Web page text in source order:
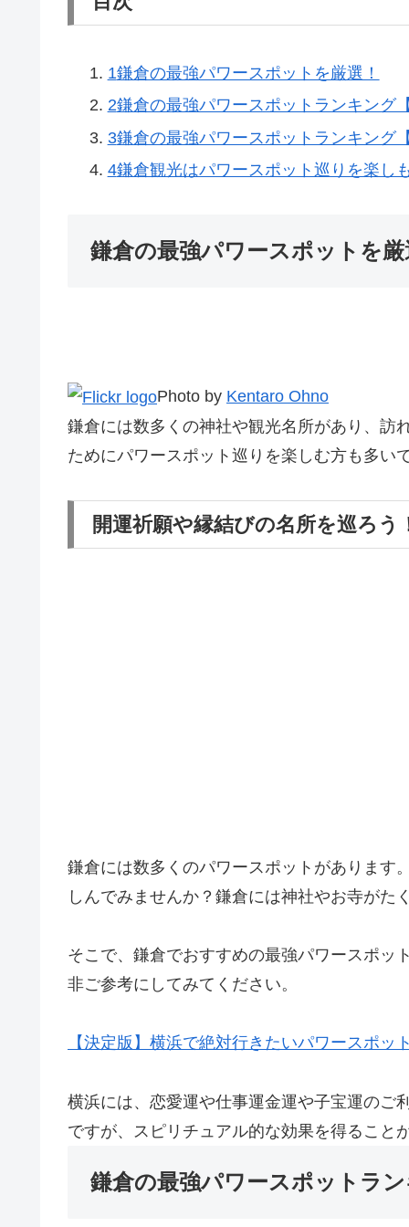
1鎌倉の最強パワースポットを厳選！
2鎌倉の最強パワースポットランキング
3鎌倉の最強パワースポットランキング
4鎌倉観光はパワースポット巡りを楽し
鎌倉の最強パワースポットを厳
Photo by Kentaro Ohno
鎌倉には数多くの神社や観光名所があり、訪
ためにパワースポット巡りを楽しむ方も多い
開運祈願や縁結びの名所を巡ろう
鎌倉には数多くのパワースポットがあります
しんでみませんか？鎌倉には神社やお寺が
そこで、鎌倉でおすすめの最強パワースポッ
非ご参考にしてみてください。
【決定版】横浜で絶対行きたいパワースポッ
横浜には、恋愛運や仕事運金運や子宝運のご
ですが、スピリチュアル的な効果を得ること
鎌倉の最強パワースポットラ